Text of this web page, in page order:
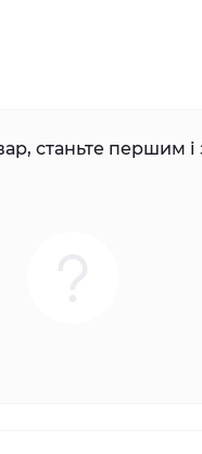
станьте першим і